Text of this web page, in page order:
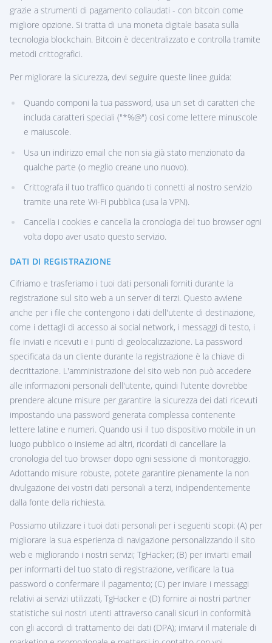
grazie a strumenti di pagamento collaudati - con bitcoin come
migliore opzione. Si tratta di una moneta digitale basata sulla
tecnologia blockchain. Bitcoin è decentralizzato e controlla tramite
metodi crittografici.
Per migliorare la sicurezza, devi seguire queste linee guida:
Quando componi la tua password, usa un set di caratteri che
includa caratteri speciali ("*%@") così come lettere minuscole
e maiuscole.
Usa un indirizzo email che non sia già stato menzionato da
qualche parte (o meglio creane uno nuovo).
Crittografa il tuo traffico quando ti connetti al nostro servizio
tramite una rete Wi-Fi pubblica (usa la VPN).
Cancella i cookies e cancella la cronologia del tuo browser ogni
volta dopo aver usato questo servizio.
DATI DI REGISTRAZIONE
Cifriamo e trasferiamo i tuoi dati personali forniti durante la
registrazione sul sito web a un server di terzi. Questo avviene
anche per i file che contengono i dati dell'utente di destinazione,
come i dettagli di accesso ai social network, i messaggi di testo, i
file inviati e ricevuti e i punti di geolocalizzazione. La password
specificata da un cliente durante la registrazione è la chiave di
decrittazione. L'amministrazione del sito web non può accedere
alle informazioni personali dell'utente, quindi l'utente dovrebbe
prendere alcune misure per garantire la sicurezza dei dati ricevuti
impostando una password generata complessa contenente
lettere latine e numeri. Quando usi il tuo dispositivo mobile in un
luogo pubblico o insieme ad altri, ricordati di cancellare la
cronologia del tuo browser dopo ogni sessione di monitoraggio.
Adottando misure robuste, potete garantire pienamente la non
divulgazione dei vostri dati personali a terzi, indipendentemente
dalla fonte della richiesta.
Possiamo utilizzare i tuoi dati personali per i seguenti scopi: (A) per
migliorare la sua esperienza di navigazione personalizzando il sito
web e migliorando i nostri servizi; TgHacker; (B) per inviarti email
per informarti del tuo stato di registrazione, verificare la tua
password o confermare il pagamento; (C) per inviare i messaggi
relativi ai servizi utilizzati, TgHacker e (D) fornire ai nostri partner
statistiche sui nostri utenti attraverso canali sicuri in conformità
con gli accordi di trattamento dei dati (DPA); inviarvi il materiale di